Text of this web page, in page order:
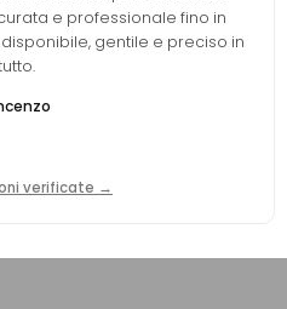
e professionale fino in
disponibile, gentile e preciso in
verificate →